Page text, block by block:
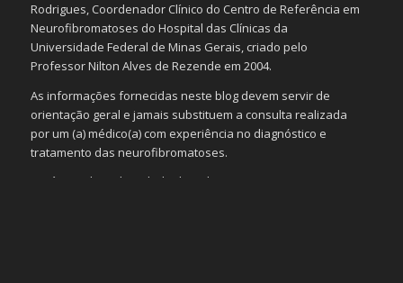
Rodrigues, Coordenador Clínico do Centro de Referência em
Neurofibromatoses do Hospital das Clínicas da
Universidade Federal de Minas Gerais, criado pelo
Professor Nilton Alves de Rezende em 2004.
As informações fornecidas neste blog devem servir de
orientação geral e jamais substituem a consulta realizada
por um (a) médico(a) com experiência no diagnóstico e
tratamento das neurofibromatoses.
Será omitida a identidade de todas as pessoas que